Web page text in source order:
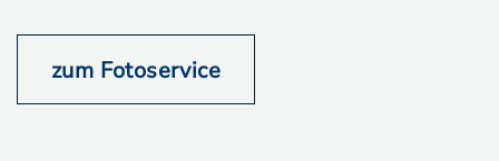
zum Fotoservice